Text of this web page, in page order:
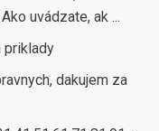
uvádzate, ak ...
priklady
dakujem za